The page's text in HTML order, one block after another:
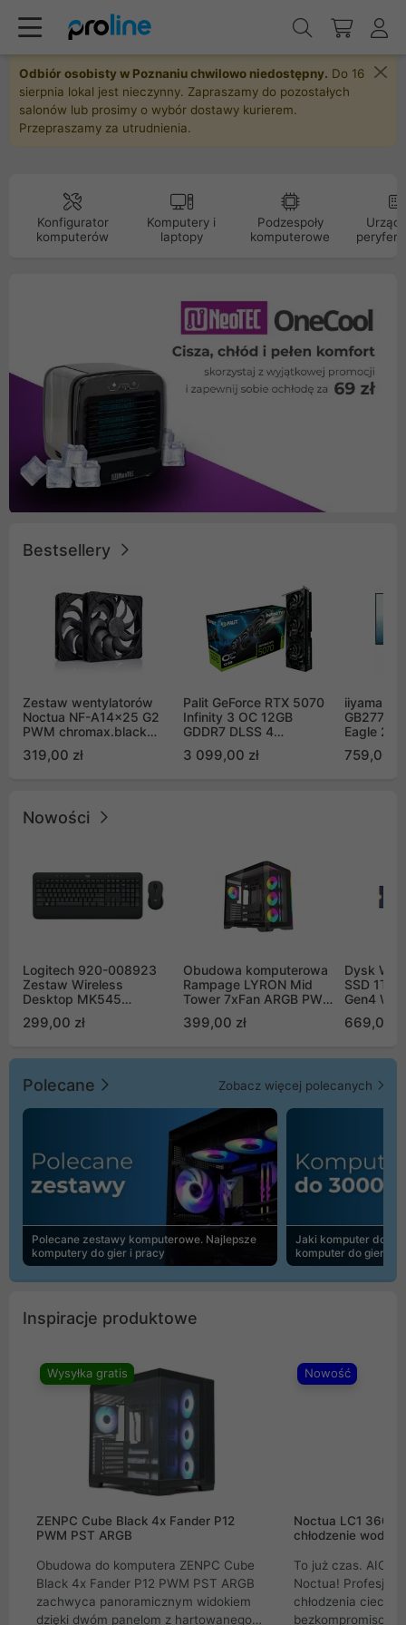
Odbiór osobisty w Poznaniu chwilowo niedostępny. Do 16
sierpnia lokal jest nieczynny. Zapraszamy do pozostałych
salonów lub prosimy o wybór dostawy kurierem.
Przepraszamy za utrudnienia.
Konfigurator
komputerów
Komputery i
laptopy
Podzespoły
komputerowe
Bestsellery
Zestaw wentylatorów
Noctua NF-A14x25 G2
PWM chromax.black
Push Pull (2szt)
319,00 zł
Palit GeForce RTX 5070
Infinity 3 OC 12GB
GDDR7 DLSS 4
GB2050S)
3 099,00 zł
iiyama G-
Eagle 27"
759,00 zł
Nowości
Logitech 920-008923
Zestaw Wireless
Desktop MK545
299,00 zł
Obudowa komputerowa
Rampage LYRON Mid
Tower 7xFan ARGB PWM
399,00 zł
Dysk WD
SSD 1TB
Gen4
669,00
Polecane Zobacz więcej polecanych
Polecane zestawy komputerowe. Najlepsze
komputery do gier i pracy
Jaki komputer do
komputer do gier |
Inspiracje produktowe
Wysyłka gratis
ZENPC Cube Black 4x Fander P12
PWM PST ARGB
Obudowa do komputera ZENPC Cube
Black 4x Fander P12 PWM PST ARGB
zachwyca panoramicznym widokiem
dzięki dwóm panelom z hartowanego
Nowość
Noctua LC1
chłodzenie wodne
To już czas. AIO
Noctua!
chłodzenia cieczą